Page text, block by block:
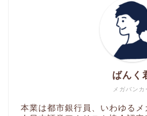
メガバンカ
ばんく
本業は都市銀行員、いわゆる